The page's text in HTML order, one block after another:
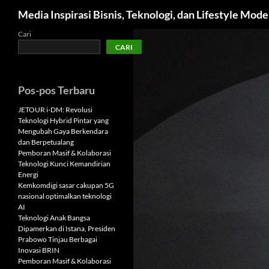
Langsung
Media Inspirasi Bisnis, Teknologi, dan Lifestyle
Cari
CARI
Pos-pos Terbaru
JETOUR i-DM: Revolusi
Teknologi Hybrid Pintar yang
Mengubah Gaya Berkendara
dan Berpetualang
Pemboran Masif & Kolaborasi
Teknologi Kunci Kemandirian
Energi
Kemkomdigi sasar cakupan 5G
nasional optimalkan teknologi
AI
Teknologi Anak Bangsa
Dipamerkan di Istana, Presiden
Prabowo Tinjau Berbagai
Inovasi BRIN
Pemboran Masif & Kolaborasi